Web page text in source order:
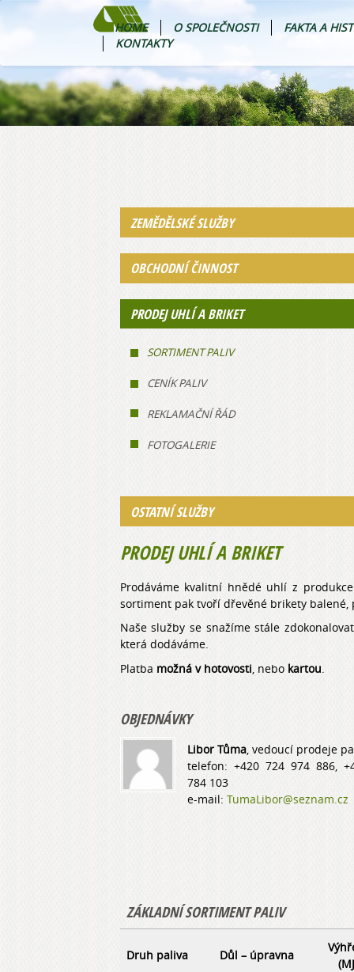
HOME O SPOLEČNOSTI
FAKTA A
KONTAKTY
ZEMĚDĚLSKÉ SLUŽBY
OBCHODNÍ ČINNOST
PRODEJ UHLÍ A BRIKET
SORTIMENT PALIV
CENÍK PALIV
REKLAMAČNÍ ŘÁD
FOTOGALERIE
OSTATNÍ SLUŽBY
PRODEJ UHLÍ A BRIKET
Prodáváme kvalitní hnědé uhlí z
sortiment pak tvoří dřevěné brikety balené,
Naše služby se snažíme stále
která dodáváme.
Platba možná v hotovosti, nebo kartou.
OBJEDNÁVKY
Libor Tůma, vedoucí prodeje
telefon: +420 724 974 886,
784 103
e-mail: TumaLibor@seznam.cz
ZÁKLADNÍ SORTIMENT PALIV
Druh paliva Důl – úpravna